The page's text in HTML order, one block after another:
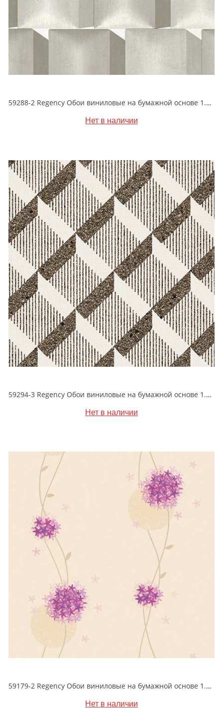
59288-2 Regency Обои виниловые на бумажной основе 1.06*15.5
Нет в наличии
59294-3 Regency Обои виниловые на бумажной основе 1.06*15.5
Нет в наличии
59179-2 Regency Обои виниловые на бумажной основе 1.06*15.5
Нет в наличии